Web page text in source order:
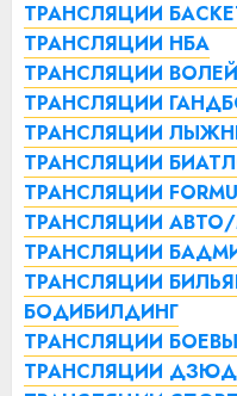
ТРАНСЛЯЦИИ
ТРАНСЛЯЦИИ НБА
ТРАНСЛЯЦИИ
ТРАНСЛЯЦИИ
ТРАНСЛЯЦИИ
ТРАНСЛЯЦИИ
ТРАНСЛЯЦИИ
ТРАНСЛЯЦИИ
ТРАНСЛЯЦИИ
ТРАНСЛЯЦИИ
БОДИБИЛДИНГ
ТРАНСЛЯЦИИ
ТРАНСЛЯЦИИ